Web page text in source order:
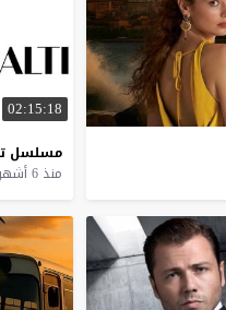
02:15:18
مسلسل
منذ 6 أشهر